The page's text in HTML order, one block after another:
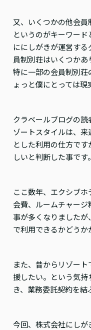
又、いくつかの他会員
というのがキーワー
ににしがきが運営す
員制別荘はいくつかあ
特に一部の会員制別荘
ょっと僕にとっては現
クラベールブログの
ゾートスタイルは、
とした利用の仕方で
しいと判断した事です。
ここ数年、エクシブ
会費、ルームチャー
事が多くなりました
で利用できるかどうか
また、昔からリゾー
援したい。という気
き、業務委託契約を結
今回、株式会社にし